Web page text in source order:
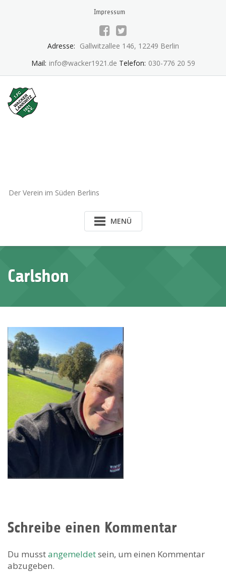
Impressum
Adresse: Gallwitzallee 146, 12249 Berlin
Mail: info@wacker1921.de Telefon: 030-776 20 59
Der Verein im Süden Berlins
MENÜ
Carlshon
Schreibe einen Kommentar
Du musstangemeldetsein, um einen Kommentar
abzugeben.